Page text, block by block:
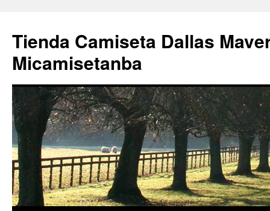
Tienda Camiseta Dallas
Micamisetanba